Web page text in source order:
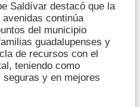
Saldívar destacó que la
continúa
del municipio
guadalupenses y
de recursos con el
teniendo como
y en mejores